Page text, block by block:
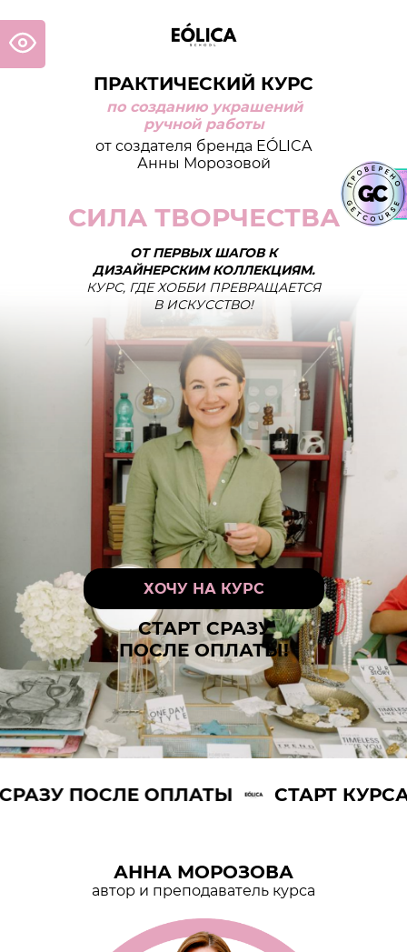
ХОЧУ НА КУРС
ПРАКТИЧЕСКИЙ КУРС
СИЛА ТВОРЧЕСТВА
от создателя бренда EÓLICA
Анны Морозовой
СТАРТ СРАЗУ
ПОСЛЕ ОПЛАТЫ!
по созданию украшений
ручной работы
ОТ ПЕРВЫХ ШАГОВ К
ДИЗАЙНЕРСКИМ КОЛЛЕКЦИЯМ.
КУРС, ГДЕ ХОББИ ПРЕВРАЩАЕТСЯ
В ИСКУССТВО!
ПОСЛЕ ОПЛАТЫ СТАРТ КУРСА
АННА МОРОЗОВА
автор и преподаватель курса